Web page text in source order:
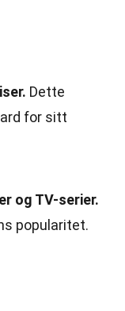
Dette
for sitt
og TV-serier.
popularitet.